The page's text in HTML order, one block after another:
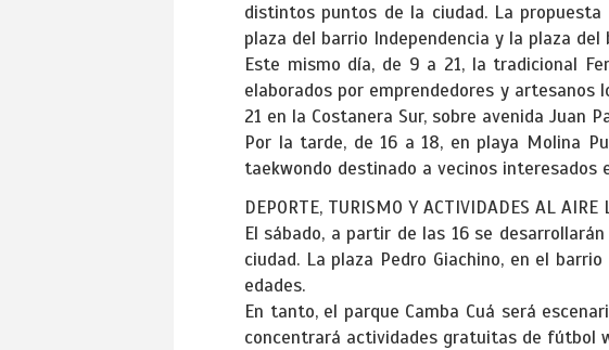
distintos puntos de la ciudad. La
plaza del barrio Independencia y la plaza del
Este mismo día, de 9 a 21, la tradicional
elaborados por emprendedores y artesanos
21 en la Costanera Sur, sobre avenida Juan
Por la tarde, de 16 a 18, en playa Molina
taekwondo destinado a vecinos interesados
DEPORTE, TURISMO Y ACTIVIDADES AL AIRE
El sábado, a partir de las 16 se
ciudad. La plaza Pedro Giachino, en el
edades.
En tanto, el parque Camba Cuá será
concentrará actividades gratuitas de fútbol